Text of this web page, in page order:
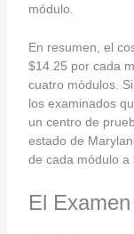
módulo.
En resumen, el
$14.25 por cada
cuatro módulos.
los examinados
un centro de
estado de
de cada módulo a
El